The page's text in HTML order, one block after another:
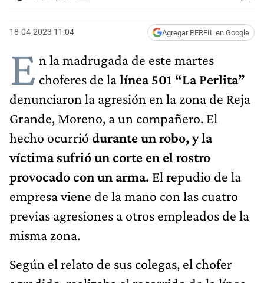
18-04-2023 11:04 Agregar PERFIL en Google
E n la madrugada de este martes
choferes de lalínea 501 “La Perlita”
denunciaron la agresión en la zona de Reja
Grande, Moreno, a un compañero. El
hecho ocurrió durante un robo, y la
víctima sufrió un corte en el rostro
provocado con un arma. El repudio de la
empresa viene de la mano con las cuatro
previas agresiones a otros empleados de la
misma zona.
Según el relato de sus colegas, el chofer